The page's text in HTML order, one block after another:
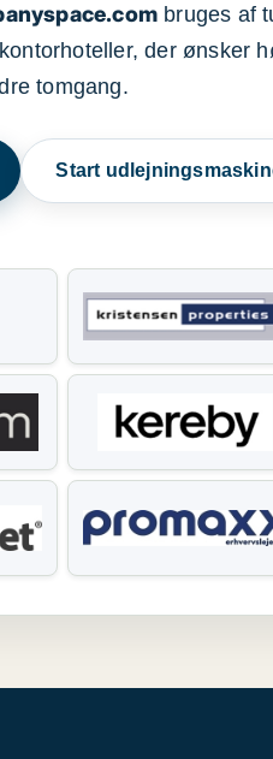
bruges af
der ønsker
tomgang.
Start